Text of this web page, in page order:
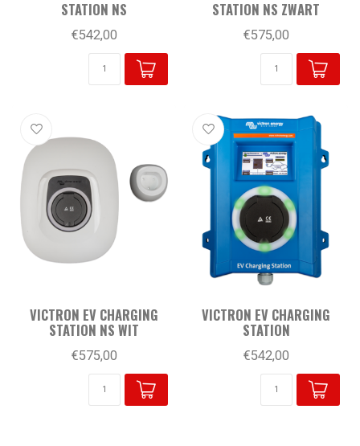
STATION NS
€542,00
STATION NS ZWART
€575,00
VICTRON EV CHARGING
STATION NS WIT
€575,00
VICTRON EV CHARGING
STATION
€542,00